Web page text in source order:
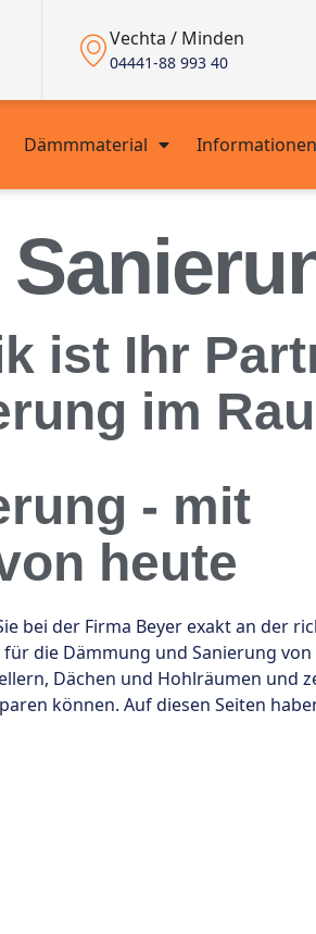
Vechta / Minden
04441-88 993 40
Dämmmaterial Informationen
ist Ihr
im
- mit
heute
bei der Firma Beyer exakt an der
die Dämmung und Sanierung von
Dächen und Hohlräumen und
können. Auf diesen Seiten